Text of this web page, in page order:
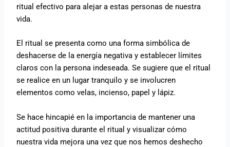
ritual efectivo para alejar a estas personas de nuestra
vida.
El ritual se presenta como una forma simbólica de
deshacerse de la energía negativa y establecer límites
claros con la persona indeseada. Se sugiere que el ritual
se realice en un lugar tranquilo y se involucren
elementos como velas, incienso, papel y lápiz.
Se hace hincapié en la importancia de mantener una
actitud positiva durante el ritual y visualizar cómo
nuestra vida mejora una vez que nos hemos deshecho